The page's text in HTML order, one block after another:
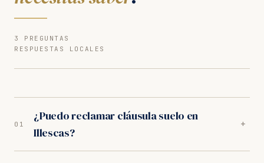
3 PREGUNTAS
RESPUESTAS LOCALES
01
¿Puedo reclamar cláusula suelo en
Illescas?
+